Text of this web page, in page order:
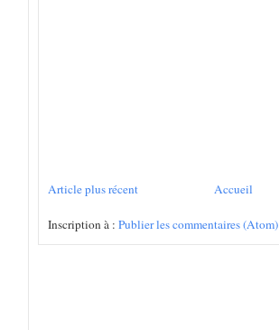
Article plus récent Accueil
Inscription à : Publier les commentaires (Atom)